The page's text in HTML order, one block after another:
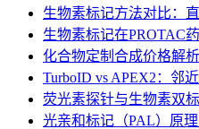
生物素标记方法对比：
生物素标记在PROTAC
化合物定制合成价格解
TurboID vs APEX2：邻
荧光素探针与生物素双
光亲和标记（PAL）原